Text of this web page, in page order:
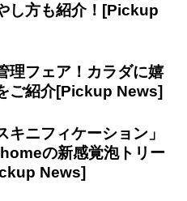
し方も紹介！
理フェア！カラダに嬉
ご紹介
ニフィケーション」
の新感覚泡トリー